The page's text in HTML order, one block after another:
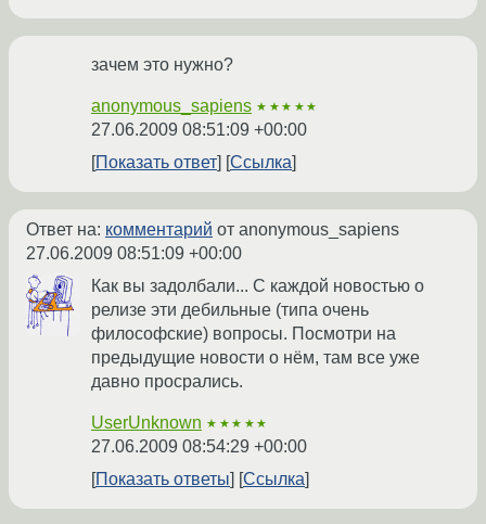
зачем это нужно?
anonymous_sapiens ★★★★★
27.06.2009 08:51:09 +00:00
Показать ответ
Ссылка
Ответ на: комментарий от anonymous_sapiens
27.06.2009 08:51:09 +00:00
Как вы задолбали... С каждой новостью о
релизе эти дебильные (типа очень
философские) вопросы. Посмотри на
предыдущие новости о нём, там все уже
давно просрались.
UserUnknown ★★★★★
27.06.2009 08:54:29 +00:00
Показать ответы
Ссылка